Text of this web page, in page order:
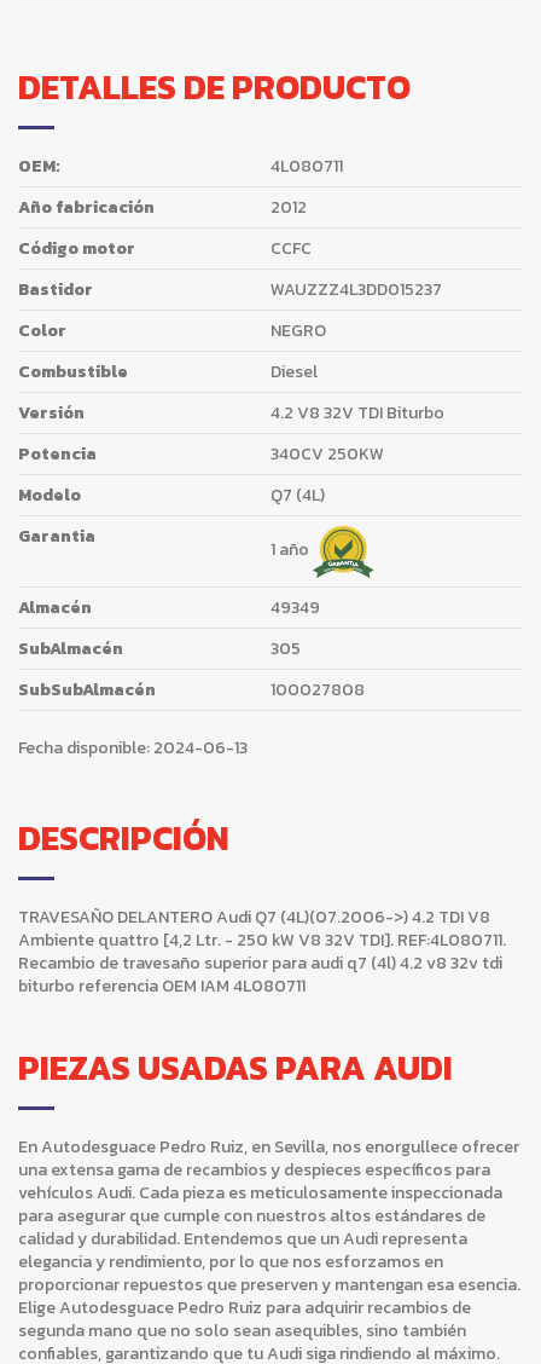
DETALLES DE PRODUCTO
OEM:
4L080711
Año fabricación
2012
Código motor
CCFC
Bastidor
WAUZZZ4L3DD015237
Color
NEGRO
Combustible
Diesel
Versión
4.2 V8 32V TDI Biturbo
Potencia
340CV 250KW
Modelo
Q7 (4L)
Garantia
1 año
Almacén
49349
SubAlmacén
305
SubSubAlmacén
100027808
Fecha disponible:2024-06-13
DESCRIPCIÓN
TRAVESAÑO DELANTERO Audi Q7 (4L)(07.2006->) 4.2 TDI V8
Ambiente quattro [4,2 Ltr. - 250 kW V8 32V TDI]. REF:4L080711.
Recambio de travesaño superior para audi q7 (4l) 4.2 v8 32v tdi
biturbo referencia OEM IAM 4L080711
PIEZAS USADAS PARA AUDI
En Autodesguace Pedro Ruiz, en Sevilla, nos enorgullece ofrecer
una extensa gama de recambios y despieces específicos para
vehículos Audi. Cada pieza es meticulosamente inspeccionada
para asegurar que cumple con nuestros altos estándares de
calidad y durabilidad. Entendemos que un Audi representa
elegancia y rendimiento, por lo que nos esforzamos en
proporcionar repuestos que preserven y mantengan esa esencia.
Elige Autodesguace Pedro Ruiz para adquirir recambios de
segunda mano que no solo sean asequibles, sino también
confiables, garantizando que tu Audi siga rindiendo al máximo.